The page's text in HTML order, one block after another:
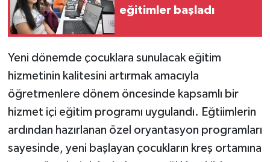
eğitimler başladı
Yeni dönemde çocuklara sunulacak eğitim
hizmetinin kalitesini artırmak amacıyla
öğretmenlere dönem öncesinde kapsamlı bir
hizmet içi eğitim programı uygulandı. Eğtiimlerin
ardından hazırlanan özel oryantasyon programları
sayesinde, yeni başlayan çocukların kreş ortamına